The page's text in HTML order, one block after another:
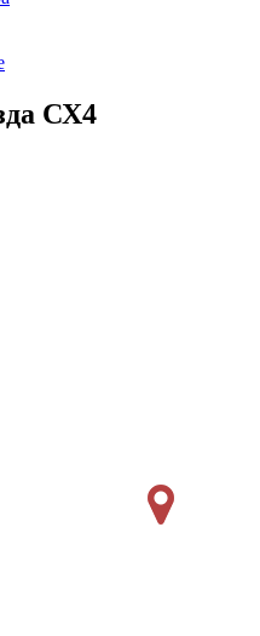
СХ4